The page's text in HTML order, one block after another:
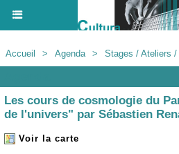
Accueil > Agenda > Stages / Ateliers /
Les cours de cosmologie du
de l'univers" par Sébastien
Voir la carte